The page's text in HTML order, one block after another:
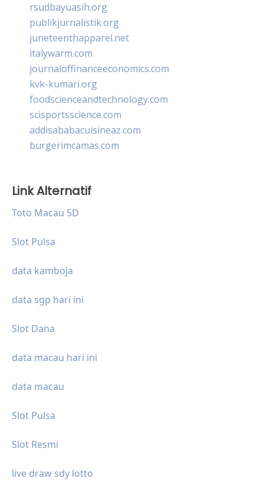
rsudbayuasih.org
publikjurnalistik.org
juneteenthapparel.net
italywarm.com
journaloffinanceeconomics.com
kvk-kumari.org
foodscienceandtechnology.com
scisportsscience.com
addisababacuisineaz.com
burgerimcamas.com
Link Alternatif
Toto Macau 5D
Slot Pulsa
data kamboja
data sgp hari ini
Slot Dana
data macau hari ini
data macau
Slot Pulsa
Slot Resmi
live draw sdy lotto